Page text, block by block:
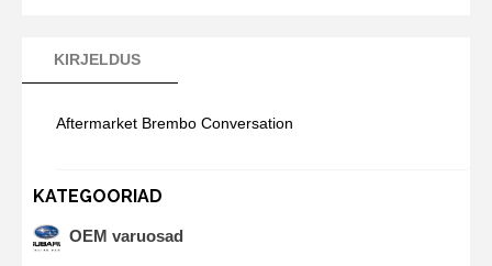
KIRJELDUS
Aftermarket Brembo Conversation
KATEGOORIAD
OEM varuosad